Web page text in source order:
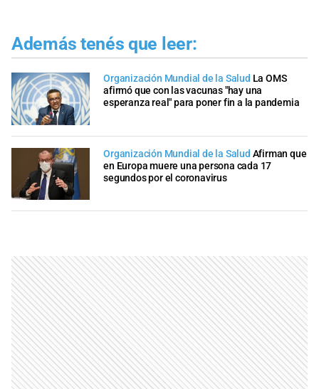
Además tenés que leer:
Organización Mundial de la Salud La OMS
afirmó que con las vacunas "hay una
esperanza real" para poner fin a la pandemia
Organización Mundial de la Salud Afirman que
en Europa muere una persona cada 17
segundos por el coronavirus